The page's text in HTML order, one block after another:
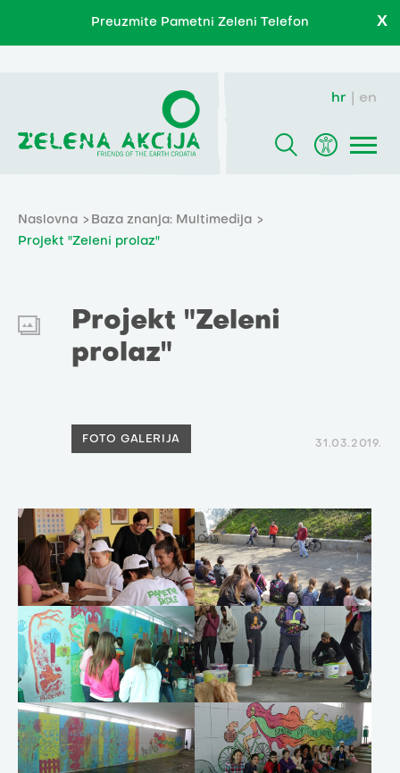
Preuzmite Pametni Zeleni Telefon X
hr en
Naslovna
Baza znanja: Multimedija
Projekt "Zeleni prolaz"
Projekt "Zeleni
prolaz"
FOTO GALERIJA 31.03.2019.